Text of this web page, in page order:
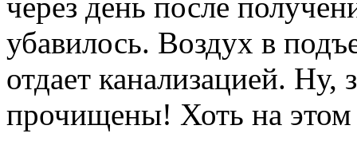
через день после
убавилось. Воздух в
отдает канализацией. Ну,
прочищены! Хоть на этом